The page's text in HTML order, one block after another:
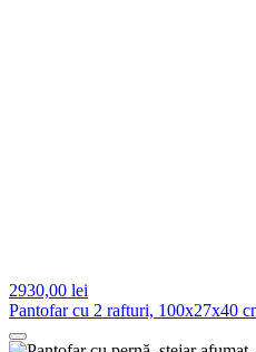
2930,00 lei
Pantofar cu 2 rafturi, 100x27x40